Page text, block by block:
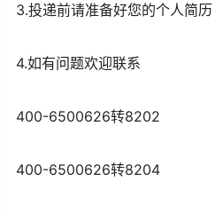
3.投递前请准备好您的个人简历
4.如有问题欢迎联系
400-6500626转8202
400-6500626转8204